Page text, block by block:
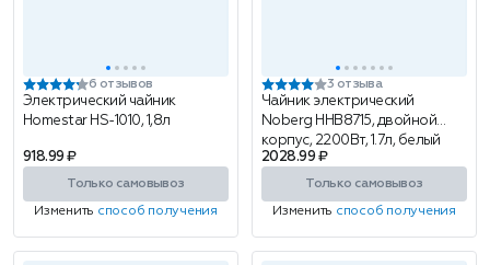
6 отзывов
Электрический чайник
Homestar HS-1010, 1,8л
918.99 ₽
Только самовывоз
Изменить способ получения
3 отзыва
Чайник электрический
Noberg HHB8715, двойной
корпус, 2200Вт, 1.7л, белый
2028.99 ₽
Только самовывоз
Изменить способ получения